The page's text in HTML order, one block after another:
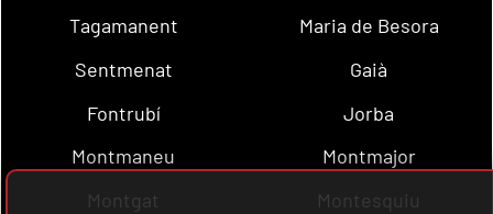
Tagamanent
Maria de Besora
Sentmenat
Gaià
Fontrubí
Jorba
Montmaneu
Montmajor
Montgat
Montesquiu